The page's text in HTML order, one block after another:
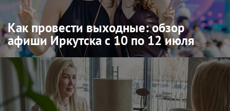
Как провести выходные: обзор
афиши Иркутска с 10 по 12 июля